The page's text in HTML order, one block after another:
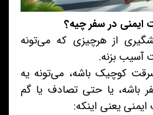
از هرچیزی که می‌تونه
آسیب بزنه.
کوچیک باشه، می‌تونه یه
باشه، یا حتی تصادف یا گم
یعنی اینکه: